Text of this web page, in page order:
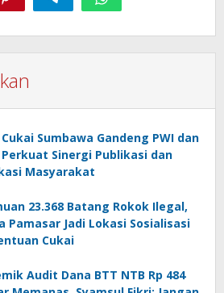
Cukai Sumbawa Gandeng PWI dan
Perkuat Sinergi Publikasi dan
Masyarakat
23.368 Batang Rokok Ilegal,
Pamasar Jadi Lokasi Sosialisasi
Cukai
Audit Dana BTT NTB Rp 484